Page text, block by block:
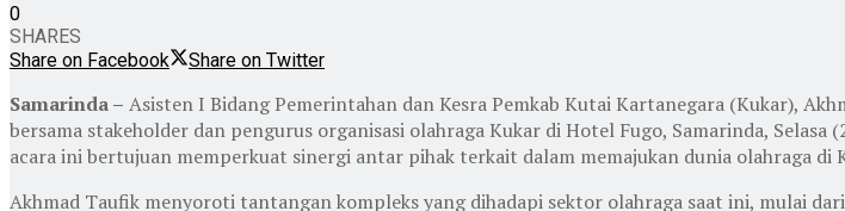
0
SHARES
Share on Facebook
Share on Twitter
Samarinda – Asisten I Bidang Pemerintahan dan Kesra Pemkab Kutai Kartanegara (Kukar),
bersama stakeholder dan pengurus organisasi olahraga Kukar di Hotel Fugo, Samarinda,
acara ini bertujuan memperkuat sinergi antar pihak terkait dalam memajukan dunia olahraga di
Akhmad Taufik menyoroti tantangan kompleks yang dihadapi sektor olahraga saat ini, mulai